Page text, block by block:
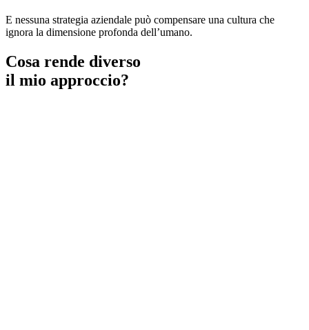
E nessuna strategia aziendale può compensare una cultura che
ignora la dimensione profonda dell’umano.
Cosa rende diverso
il mio approccio?